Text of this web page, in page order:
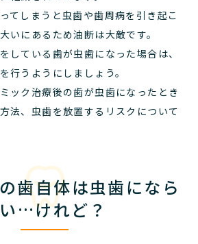
てしまうと虫歯や歯周病を引き起こ
いにあるため油断は大敵です。
している歯が虫歯になった場合は、
行うようにしましょう。
ック治療後の歯が虫歯になったとき
法、虫歯を放置するリスクについて
歯自体は虫歯になら
…けれど？